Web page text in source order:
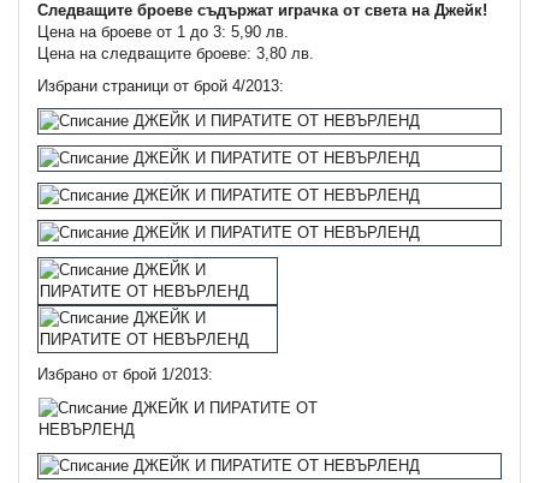
Следващите броеве съдържат играчка от света на Джейк!
Цена на броеве от 1 до 3: 5,90 лв.
Цена на следващите броеве: 3,80 лв.
Избрани страници от брой 4/2013:
Избрано от брой 1/2013: